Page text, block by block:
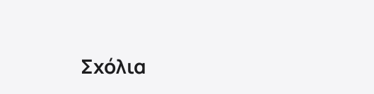
Σχόλια